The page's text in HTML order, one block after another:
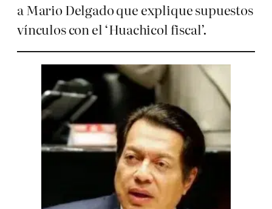
a Mario Delgado que explique supuestos
vínculos con el ‘Huachicol fiscal’.